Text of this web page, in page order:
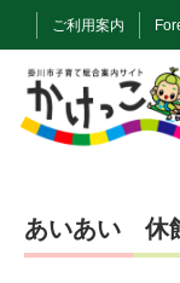
ご利用案内
あいあい 休